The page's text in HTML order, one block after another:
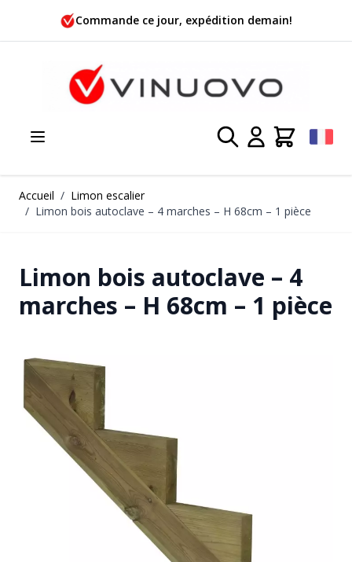
Allez au contenu
Commande ce jour, expédition demain!
Accueil / Limon escalier
/ Limon bois autoclave – 4 marches – H 68cm – 1 pièce
Limon bois autoclave – 4
marches – H 68cm – 1 pièce